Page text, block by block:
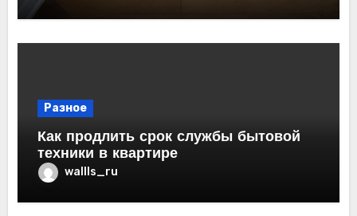
Разное
Как продлить срок службы бытовой
техники в квартире
wallls_ru